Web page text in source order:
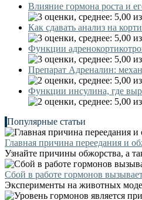
Влияние гормона роста и
Как сдавать анализ на
Функции
Препарат Адреналин:
Функции инсулина, где
Популярные статьи
Главная причина переедания и
Узнайте причины обжорства, а
Сбой в работе гормонов
Эксперименты на животных